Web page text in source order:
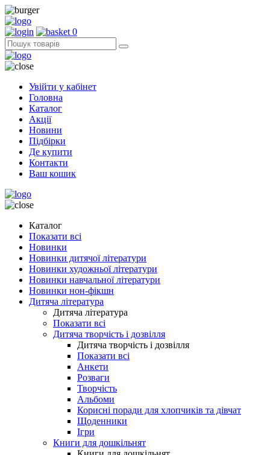
0
Увійти у кабінет
Головна
Каталог
Акції
Новини
Підбірки
Де купити
Контакти
Ваш кошик
Каталог
Показати всі
Новинки
Новинки дитячої літератури
Новинки художньої літератури
Новинки навчальної літератури
Новинки нон-фікшн
Дитяча література
Дитяча література
Показати всі
Дитяча творчість і дозвілля
Дитяча творчість і дозвілля
Показати всі
Анкети
Розваги
Творчість
Альбоми
Корисні поради для хлопчиків та дівчат
Щоденники
Ігри
Книги для дошкільнят